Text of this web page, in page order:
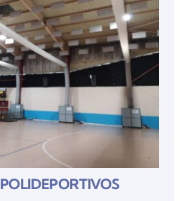
POLIDEPORTIVOS